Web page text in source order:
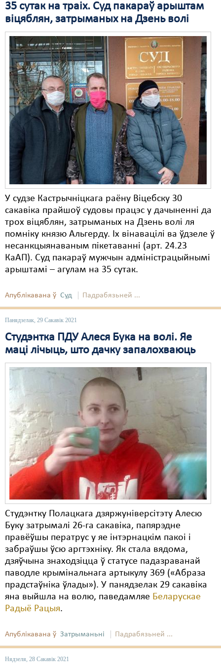
35 сутак на траіх. Суд пакараў арыштам
віцяблян, затрыманых на Дзень волі
У судзе Кастрычніцкага раёну Віцебску 30
сакавіка прайшоў судовы працэс у дачыненні да
трох віцяблян, затрыманых на Дзень волі ля
помніку князю Альгерду. Іх вінавацілі ва ўдзеле ў
несанкцыянаваным пікетаванні (арт. 24.23
КаАП). Суд пакараў мужчын адміністрацыйнымі
арыштамі – агулам на 35 сутак.
Апублікавана ў Суд Падрабязьней ...
Панядзелак, 29 Сакавік 2021
Студэнтка ПДУ Алеся Бука на волі. Яе
маці лічыць, што дачку запалохваюць
Студэнтку Полацкага дзяржуніверсітэту Алесю
Буку затрымалі 26-га сакавіка, папярэдне
правёўшы ператрус у яе інтэрнацкім пакоі і
забраўшы ўсю аргтэхніку. Як стала вядома,
дзяўчына знаходзіцца ў статусе падазраванай
паводле крымінальнага артыкулу 369 («Абраза
прадстаўніка ўлады»). У панядзелак 29 сакавіка
яна выйшла на волю, паведамляе Беларускае
Радыё Рацыя.
Апублікавана ў Затрыманьні Падрабязьней ...
Нядзеля, 28 Сакавік 2021